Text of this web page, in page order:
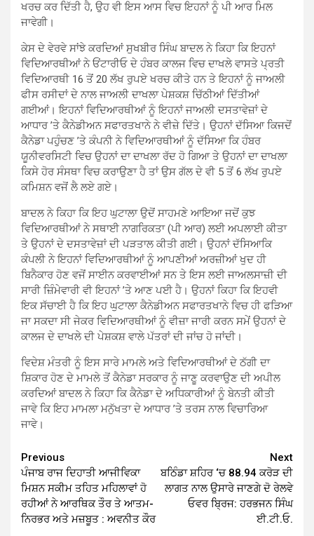
ਖਰਚ ਕਰ ਦਿੱਤੀ ਹੈ, ਉਹ ਵੀ ਇਸ ਆਸ ਵਿਚ ਇਹਨਾਂ ਨੂੰ ਪੀ ਆਰ ਮਿਲ
ਜਾਵੇਗੀ।
ਕੇਸ ਦੇ ਵੇਰਵੇ ਸਾਂਝੇ ਕਰਦਿਆਂ ਸੁਖਬੀਰ ਸਿੰਘ ਬਾਦਲ ਨੇ ਕਿਹਾ ਕਿ ਇਹਨਾਂ
ਵਿਦਿਆਰਥੀਆਂ ਨੇ ਓਂਟਾਰੀਓ ਦੇ ਹੰਬਰ ਕਾਲਜ ਵਿਚ ਦਾਖਲੇ ਵਾਸਤੇ ਪ੍ਰਤੀ
ਵਿਦਿਆਰਥੀ 16 ਤੋਂ 20 ਲੱਖ ਰੁਪਏ ਖਰਚ ਕੀਤੇ ਹਨ ਤੇ ਇਹਨਾਂ ਨੂੰ ਜਾਅਲੀ
ਫੀਸ ਰਸੀਦਾਂ ਦੇ ਨਾਲ ਜਾਅਲੀ ਦਾਖਲਾ ਪੇਸ਼ਕਸ਼ ਚਿੱਠੀਆਂ ਦਿੱਤੀਆਂ
ਗਈਆਂ। ਇਹਨਾਂ ਵਿਦਿਆਰਥੀਆਂ ਨੂੰ ਇਹਨਾਂ ਜਾਅਲੀ ਦਸਤਾਵੇਜ਼ਾਂ ਦੇ
ਆਧਾਰ ’ਤੇ ਕੈਨੇਡੀਅਨ ਸਫਾਰਤਖਾਨੇ ਨੇ ਵੀਜ਼ੇ ਦਿੱਤੇ। ਉਹਨਾਂ ਦੱਸਿਆ ਕਿਜਦੋਂ
ਕੈਨੇਡਾ ਪਹੁੰਚਣ ’ਤੇ ਕੰਪਨੀ ਨੇ ਵਿਦਿਆਰਥੀਆਂ ਨੂੰ ਦੱਸਿਆ ਕਿ ਹੰਬਰ
ਯੂਨੀਵਰਸਿਟੀ ਵਿਚ ਉਹਨਾਂ ਦਾ ਦਾਖਲਾ ਰੱਦ ਹੋ ਗਿਆ ਤੇ ਉਹਨਾਂ ਦਾ ਦਾਖਲਾ
ਕਿਸੇ ਹੋਰ ਸੰਸਥਾ ਵਿਚ ਕਰਾਉਣਾ ਹੈ ਤਾਂ ਉਸ ਗੱਲ ਦੇ ਵੀ 5 ਤੋਂ 6 ਲੱਖ ਰੁਪਏ
ਕਮਿਸ਼ਨ ਵਜੋਂ ਲੈ ਲਏ ਗਏ।
ਬਾਦਲ ਨੇ ਕਿਹਾ ਕਿ ਇਹ ਘੁਟਾਲਾ ਉਦੋਂ ਸਾਹਮਣੇ ਆਇਆ ਜਦੋਂ ਕੁਝ
ਵਿਦਿਆਰਥੀਆਂ ਨੇ ਸਥਾਈ ਨਾਗਰਿਕਤਾ (ਪੀ ਆਰ) ਲਈ ਅਪਲਾਈ ਕੀਤਾ
ਤੇ ਉਹਨਾਂ ਦੇ ਦਸਤਾਵੇਜ਼ਾਂ ਦੀ ਪੜਤਾਲ ਕੀਤੀ ਗਈ। ਉਹਨਾਂ ਦੱਸਿਆਕਿ
ਕੰਪਲੀ ਨੇ ਇਹਨਾਂ ਵਿਦਿਆਰਥੀਆਂ ਨੂੰ ਆਪਣੀਆਂ ਅਰਜ਼ੀਆਂ ਖੁਦ ਹੀ
ਬਿਨੈਕਾਰ ਹੋਣ ਵਜੋਂ ਸਾਈਨ ਕਰਵਾਈਆਂ ਸਨ ਤੇ ਇਸ ਲਈ ਜਾਅਲਸਾਜ਼ੀ ਦੀ
ਸਾਰੀ ਜ਼ਿੰਮੇਵਾਰੀ ਵੀ ਇਹਨਾਂ ’ਤੇ ਆਣ ਪਈ ਹੈ। ਉਹਨਾਂ ਕਿਹਾ ਕਿ ਇਹਵੀ
ਇਕ ਸੱਚਾਈ ਹੈ ਕਿ ਇਹ ਘੁਟਾਲਾ ਕੈਨੇਡੀਅਨ ਸਫਾਰਤਖਾਨੇ ਵਿਚ ਹੀ ਫੜਿਆ
ਜਾ ਸਕਦਾ ਸੀ ਜੇਕਰ ਵਿਦਿਆਰਥੀਆਂ ਨੂੰ ਵੀਜ਼ਾ ਜਾਰੀ ਕਰਨ ਸਮੇਂ ਉਹਨਾਂ ਦੇ
ਕਾਲਜ ਦੇ ਦਾਖਲੇ ਦੀ ਪੇਸ਼ਕਸ਼ ਵਾਲੇ ਪੱਤਰਾਂ ਦੀ ਜਾਂਚ ਹੋ ਜਾਂਦੀ।
ਵਿਦੇਸ਼ ਮੰਤਰੀ ਨੂੰ ਇਸ ਸਾਰੇ ਮਾਮਲੇ ਅਤੇ ਵਿਦਿਆਰਥੀਆਂ ਦੇ ਠੱਗੀ ਦਾ
ਸ਼ਿਕਾਰ ਹੋਣ ਦੇ ਮਾਮਲੇ ਤੋਂ ਕੈਨੇਡਾ ਸਰਕਾਰ ਨੂੰ ਜਾਣੂ ਕਰਵਾਉਣ ਦੀ ਅਪੀਲ
ਕਰਦਿਆਂ ਬਾਦਲ ਨੇ ਕਿਹਾ ਕਿ ਕੈਨੇਡਾ ਦੇ ਅਧਿਕਾਰੀਆਂ ਨੂੰ ਬੇਨਤੀ ਕੀਤੀ
ਜਾਵੇ ਕਿ ਇਹ ਮਾਮਲਾ ਮਨੁੱਖਤਾ ਦੇ ਆਧਾਰ ’ਤੇ ਤਰਸ ਨਾਲ ਵਿਚਾਰਿਆ
ਜਾਵੇ।
Continue
Reading
Previous
ਪੰਜਾਬ ਰਾਜ ਦਿਹਾਤੀ ਆਜੀਵਿਕਾ
ਮਿਸ਼ਨ ਸਕੀਮ ਤਹਿਤ ਮਹਿਲਾਵਾਂ ਹੋ
ਰਹੀਆਂ ਨੇ ਆਰਥਿਕ ਤੌਰ ਤੇ ਆਤਮ-
ਨਿਰਭਰ ਅਤੇ ਮਜ਼ਬੂਤ : ਅਵਨੀਤ ਕੌਰ
Next
ਬਠਿੰਡਾ ਸ਼ਹਿਰ ‘ਚ 88.94 ਕਰੋੜ ਦੀ
ਲਾਗਤ ਨਾਲ ਉਸਾਰੇ ਜਾਣਗੇ ਦੋ ਰੇਲਵੇ
ਓਵਰ ਬ੍ਰਿਜ: ਹਰਭਜਨ ਸਿੰਘ
ਈ.ਟੀ.ਓ.